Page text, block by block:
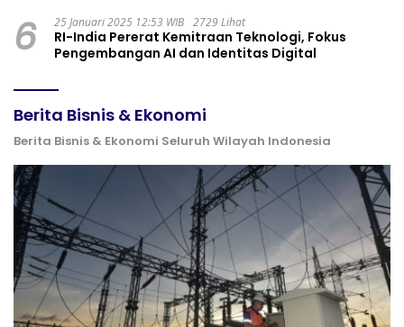
6 25 Januari 2025 12:53 WIB 2729 Lihat
RI-India Pererat Kemitraan Teknologi, Fokus
Pengembangan AI dan Identitas Digital
Berita Bisnis & Ekonomi
Berita Bisnis & Ekonomi Seluruh Wilayah Indonesia